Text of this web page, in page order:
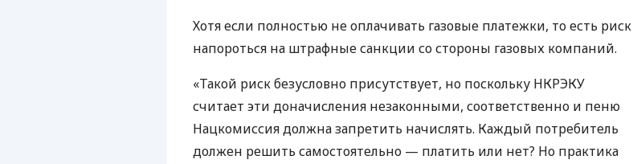
Хотя если полностью не оплачивать газовые платежки, то есть риск
напороться на штрафные санкции со стороны газовых компаний.
«Такой риск безусловно присутствует, но поскольку НКРЭКУ
считает эти доначисления незаконными, соответственно и пеню
Нацкомиссия должна запретить начислять. Каждый потребитель
должен решить самостоятельно — платить или нет? Но практика